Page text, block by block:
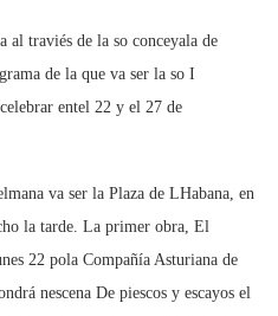
al traviés de la so conceyala de
de la que va ser la so I
entel 22 y el 27 de
va ser la Plaza de LHabana, en
la tarde. La primer obra, El
22 pola Compañía Asturiana de
nescena De piescos y escayos el